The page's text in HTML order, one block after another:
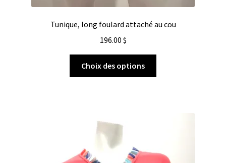
Tunique, long foulard attaché au cou
196.00 $
Choix des options